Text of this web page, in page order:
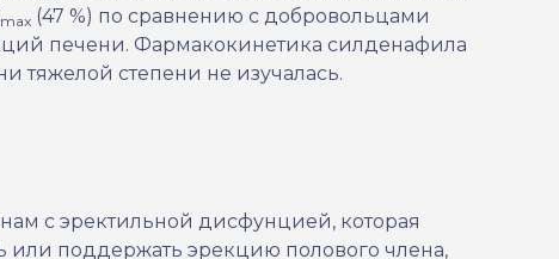
max(47 %) по сравнению с добровольцами
печени. Фармакокинетика силденафила
тяжелой степени не изучалась.
с эректильной дисфунцией, которая
или поддержать эрекцию полового члена,